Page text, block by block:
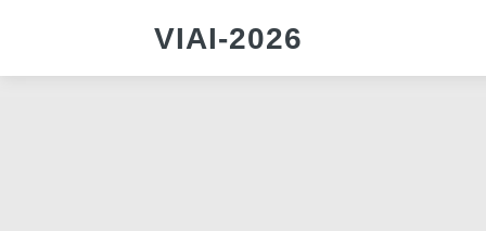
VIAI-2026